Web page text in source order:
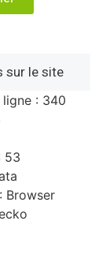
sur le site
: 340
53
Browser